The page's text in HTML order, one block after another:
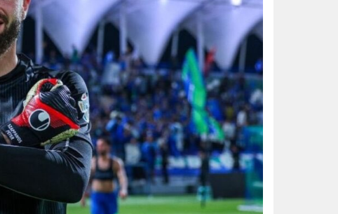
20 دقيقة تغيّر حياتك.. الخضيري يوجّه نصائح مهمة للوقاية وتحسين نمط الحياة
مجلس الأمن يدين اعتداءات مليشيا
إنذار جوي في الأحساء.. موجة حر
بـ 4 جوائز كبرى.. المملكة تخطف صدارة الأولمبياد النووي وجنى السبيل “أفضل طالبة”